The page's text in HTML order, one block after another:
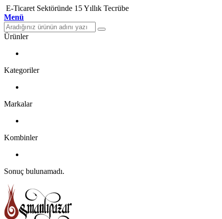
E-Ticaret Sektöründe 15 Yıllık Tecrübe
Menü
Ürünler
Kategoriler
Markalar
Kombinler
Sonuç bulunamadı.